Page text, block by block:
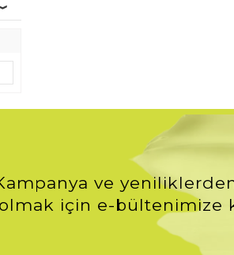
ve
olmak için e-bültenimize